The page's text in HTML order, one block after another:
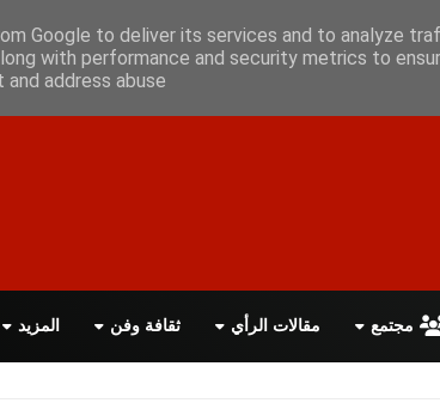
أعلن معانا اتصل بنا اقرأ الصحيفة PDF
مجتمع مقالات الرأي ثقافة وفن المزيد
Google to deliver its services and to analyze
with performance and security metrics to
address abuse.